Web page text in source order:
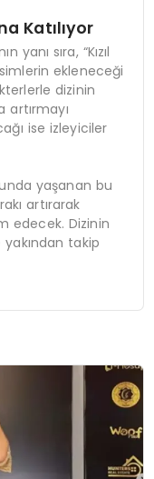
Katılıyor
yanı sıra, “Kızıl
ekleneceği
dizinin
artırmayı
ise izleyiciler
yaşanan bu
artırarak
edecek. Dizinin
takip